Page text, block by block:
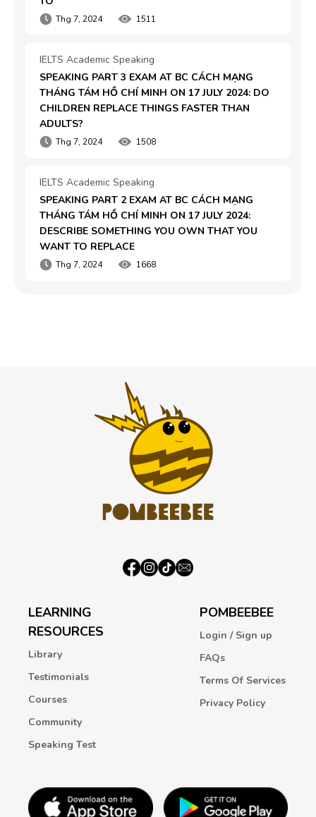
Thg 7, 2024 1511
IELTS Academic Speaking
SPEAKING PART 3 EXAM AT BC CÁCH MẠNG
THÁNG TÁM HỒ CHÍ MINH ON 17 JULY 2024: DO
CHILDREN REPLACE THINGS FASTER THAN
ADULTS?
Thg 7, 2024 1508
IELTS Academic Speaking
SPEAKING PART 2 EXAM AT BC CÁCH MẠNG
THÁNG TÁM HỒ CHÍ MINH ON 17 JULY 2024:
DESCRIBE SOMETHING YOU OWN THAT YOU
WANT TO REPLACE
Thg 7, 2024 1668
LEARNING
RESOURCES
Library
Testimonials
Courses
Community
Speaking Test
POMBEEBEE
Login / Sign up
FAQs
Terms Of Services
Privacy Policy